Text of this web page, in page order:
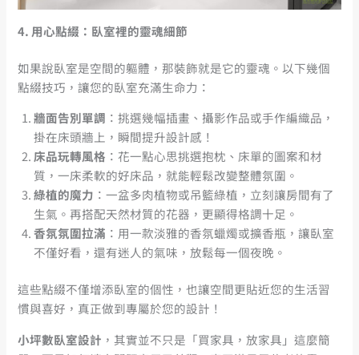
4. 用心點綴：臥室裡的靈魂細節
如果說臥室是空間的軀體，那裝飾就是它的靈魂。以下幾個
點綴技巧，讓您的臥室充滿生命力：
牆面告別單調 ：挑選幾幅插畫、攝影作品或手作編織品，
掛在床頭牆上，瞬間提升設計感！
床品玩轉風格 ：花一點心思挑選抱枕、床單的圖案和材
質，一床柔軟的好床品，就能輕鬆改變整體氛圍。
綠植的魔力 ：一盆多肉植物或吊籃綠植，立刻讓房間有了
生氣。再搭配天然材質的花器，更顯得格調十足。
香氛氛圍拉滿 ：用一款淡雅的香氛蠟燭或擴香瓶，讓臥室
不僅好看，還有迷人的氣味，放鬆每一個夜晚。
這些點綴不僅增添臥室的個性，也讓空間更貼近您的生活習
慣與喜好，真正做到專屬於您的設計！
小坪數臥室設計 ，其實並不只是「買家具，放家具」這麼簡